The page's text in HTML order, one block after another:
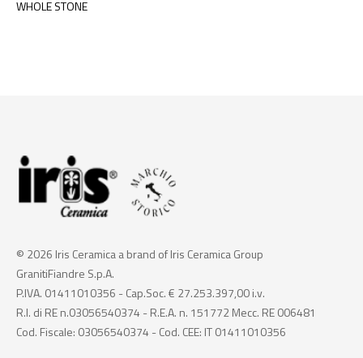
WHOLE STONE
© 2026 Iris Ceramica a brand of Iris Ceramica Group
GranitiFiandre S.p.A.
P.IVA. 01411010356 - Cap.Soc. € 27.253.397,00 i.v.
R.I. di RE n.03056540374 - R.E.A. n. 151772 Mecc. RE 006481
Cod. Fiscale: 03056540374 - Cod. CEE: IT 01411010356